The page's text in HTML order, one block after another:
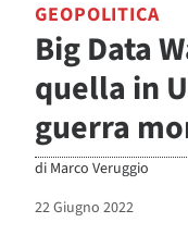
GEOPOLITICA
Big Data
quella in
guerra
di Marco Veruggio
22 Giugno 2022